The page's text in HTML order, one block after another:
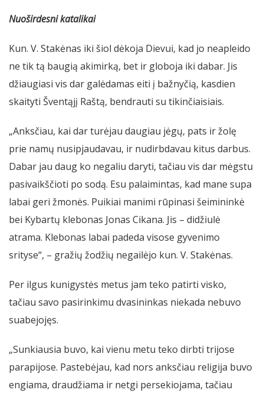
Nuoširdesni katalikai
Kun. V. Stakėnas iki šiol dėkoja Dievui, kad jo neapleido
ne tik tą baugią akimirką, bet ir globoja iki dabar. Jis
džiaugiasi vis dar galėdamas eiti į bažnyčią, kasdien
skaityti Šventąjį Raštą, bendrauti su tikinčiaisiais.
„Anksčiau, kai dar turėjau daugiau jėgų, pats ir žolę
prie namų nusipjaudavau, ir nudirbdavau kitus darbus.
Dabar jau daug ko negaliu daryti, tačiau vis dar mėgstu
pasivaikščioti po sodą. Esu palaimintas, kad mane supa
labai geri žmonės. Puikiai manimi rūpinasi šeimininkė
bei Kybartų klebonas Jonas Cikana. Jis – didžiulė
atrama. Klebonas labai padeda visose gyvenimo
srityse“, – gražių žodžių negailėjo kun. V. Stakėnas.
Per ilgus kunigystės metus jam teko patirti visko,
tačiau savo pasirinkimu dvasininkas niekada nebuvo
suabejojęs.
„Sunkiausia buvo, kai vienu metu teko dirbti trijose
parapijose. Pastebėjau, kad nors anksčiau religija buvo
engiama, draudžiama ir netgi persekiojama, tačiau